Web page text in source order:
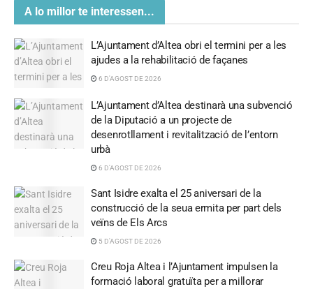
A lo millor te interessen...
L’Ajuntament d’Altea obri el termini per a les
ajudes a la rehabilitació de façanes
6 D'AGOST DE 2026
L’Ajuntament d’Altea destinarà una subvenció
de la Diputació a un projecte de
desenrotllament i revitalització de l’entorn
urbà
6 D'AGOST DE 2026
Sant Isidre exalta el 25 aniversari de la
construcció de la seua ermita per part dels
veïns de Els Arcs
5 D'AGOST DE 2026
Creu Roja Altea i l’Ajuntament impulsen la
formació laboral gratuïta per a millorar